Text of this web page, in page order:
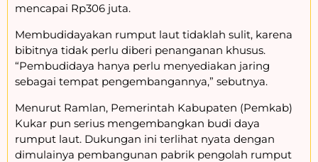
mencapai Rp306 juta.
Membudidayakan rumput laut tidaklah sulit, karena
bibitnya tidak perlu diberi penanganan khusus.
“Pembudidaya hanya perlu menyediakan jaring
sebagai tempat pengembangannya,” sebutnya.
Menurut Ramlan, Pemerintah Kabupaten (Pemkab)
Kukar pun serius mengembangkan budi daya
rumput laut. Dukungan ini terlihat nyata dengan
dimulainya pembangunan pabrik pengolah rumput